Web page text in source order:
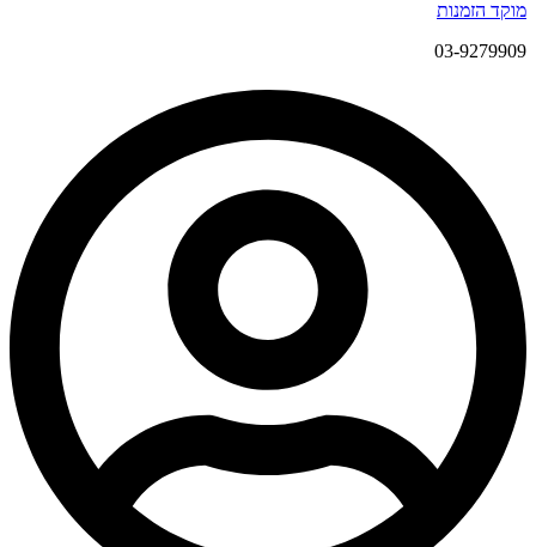
מוקד הזמנות
03-9279909